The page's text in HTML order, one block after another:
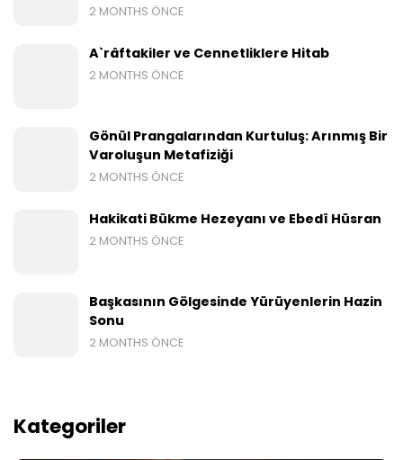
2 MONTHS ÖNCE
A`râftakiler ve Cennetliklere Hitab
2 MONTHS ÖNCE
Gönül Prangalarından Kurtuluş: Arınmış Bir
Varoluşun Metafiziği
2 MONTHS ÖNCE
Hakikati Bükme Hezeyanı ve Ebedî Hüsran
2 MONTHS ÖNCE
Başkasının Gölgesinde Yürüyenlerin Hazin
Sonu
2 MONTHS ÖNCE
Kategoriler